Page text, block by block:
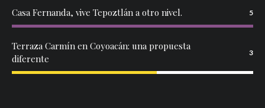
Casa Fernanda, vive Tepoztlán a otro nivel. 5
Terraza Carmín en Coyoacán: una propuesta
diferente
3